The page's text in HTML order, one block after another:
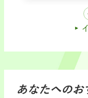
あなたへのお